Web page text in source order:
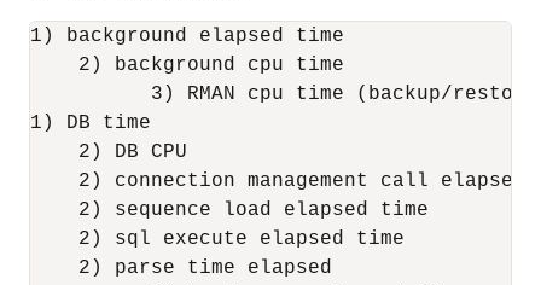
1) background elapsed time
    2) background cpu time
3) RMAN cpu time (backup/
1) DB time
    2) DB CPU
2) connection management call elapsed
    2) sequence load elapsed time
    2) sql execute elapsed time
    2) parse time elapsed